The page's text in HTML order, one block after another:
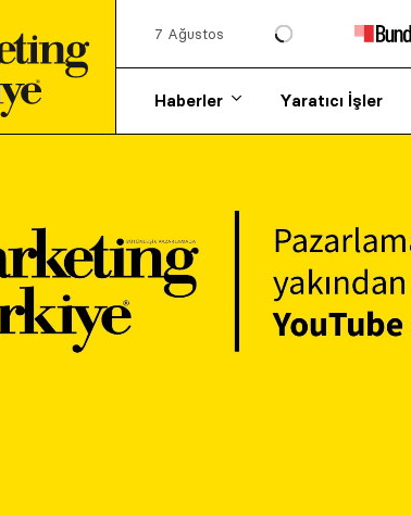
7 Ağustos
Haberler Yaratıcı İşler